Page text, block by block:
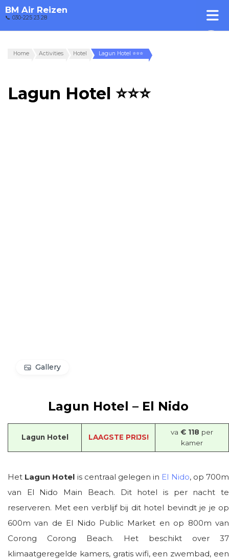
BM Air Reizen
📞 030-225 23 28
Home Activities Hotel Lagun Hotel ⭐⭐⭐
Lagun Hotel ⭐⭐⭐
Gallery
Lagun Hotel – El Nido
Lagun Hotel LAAGSTE PRIJS!
va € 118 per
kamer
Het Lagun Hotel is centraal gelegen in El Nido, op 700m
van El Nido Main Beach. Dit hotel is per nacht te
reserveren. Met een verblijf bij dit hotel bevindt je je op
600m van de El Nido Public Market en op 800m van
Corong Corong Beach. Het beschikt over 37
klimaatgeregelde kamers, gratis wifi, een zwembad, een